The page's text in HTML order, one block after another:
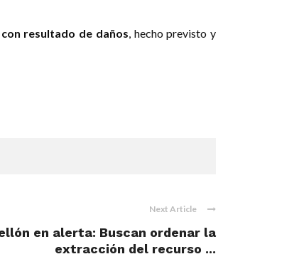
resultado de daños, hecho previsto y
Next Article
en alerta: Buscan ordenar la
extracción del recurso ...